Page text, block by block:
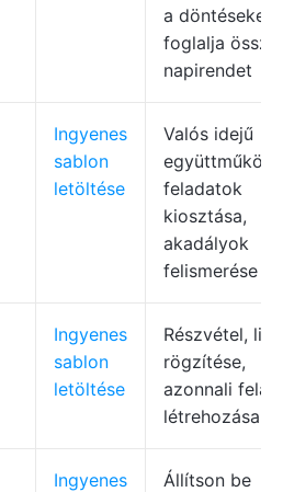
a döntéseket,
foglalja össze
napirendet
Ingyenes
sablon
letöltése
Valós idejű
feladatok
kiosztása,
akadályok
felismerése
Ingyenes
sablon
letöltése
Részvétel,
rögzítése,
azonnali
létrehozása
Ingyenes
Állítson be